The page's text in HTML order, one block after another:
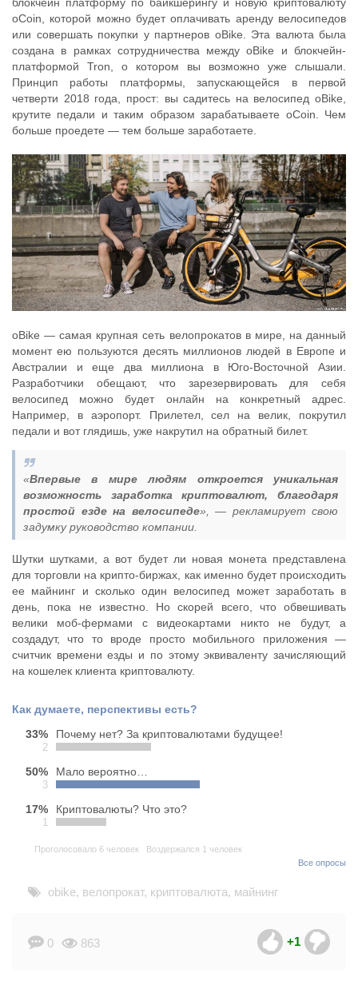
oCoin, которой можно будет оплачивать аренду велосипедов
или совершать покупки у партнеров oBike. Эта валюта была
создана в рамках сотрудничества между oBike и блокчейн-
платформой Tron, о котором вы возможно уже слышали.
Принцип работы платформы, запускающейся в первой
четверти 2018 года, прост: вы садитесь на велосипед oBike,
крутите педали и таким образом зарабатываете oCoin. Чем
больше проедете — тем больше заработаете.
oBike — самая крупная сеть велопрокатов в мире, на данный
момент ею пользуются десять миллионов людей в Европе и
Австралии и еще два миллиона в Юго-Восточной Азии.
Разработчики обещают, что зарезервировать для себя
велосипед можно будет онлайн на конкретный адрес.
Например, в аэропорт. Прилетел, сел на велик, покрутил
педали и вот глядишь, уже накрутил на обратный билет.
«Впервые в мире людям откроется уникальная
возможность заработка криптовалют, благодаря
простой езде на велосипеде», — рекламирует свою
задумку руководство компании.
Шутки шутками, а вот будет ли новая монета представлена
для торговли на крипто-биржах, как именно будет происходить
ее майнинг и сколько один велосипед может заработать в
день, пока не известно. Но скорей всего, что обвешивать
велики моб-фермами с видеокартами никто не будут, а
создадут, что то вроде просто мобильного приложения —
считчик времени езды и по этому эквиваленту зачисляющий
на кошелек клиента криптовалюту.
Как думаете, перспективы есть?
33%
2
Почему нет? За криптовалютами будущее!
50%
3
Мало вероятно…
17%
1
Криптовалюты? Что это?
Проголосовало 6 человек
Воздержался 1 человек
Все опросы
obike, велопрокат, криптовалюта, майнинг
0 863 +1